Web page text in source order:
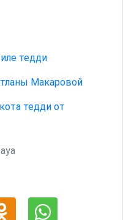
тедди
Макаровой
тедди от